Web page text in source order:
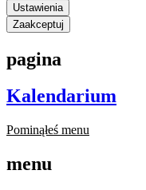
Ustawienia
Zaakceptuj
pagina
Kalendarium
Pominąłeś menu
menu